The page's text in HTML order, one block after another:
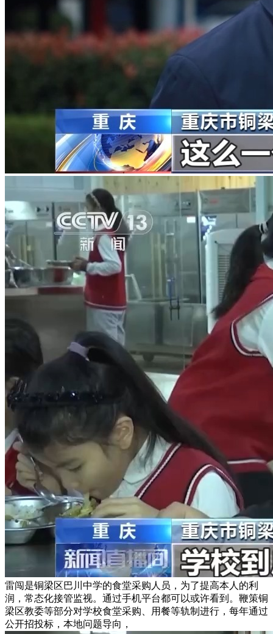
雷闯是铜梁区巴川中学的食堂采购人员，为了提高本人的利
润，常态化接管监视。通过手机平台都可以或许看到。鞭策铜
梁区教委等部分对学校食堂采购、用餐等轨制进行，每年通过
公开招投标，本地问题导向，